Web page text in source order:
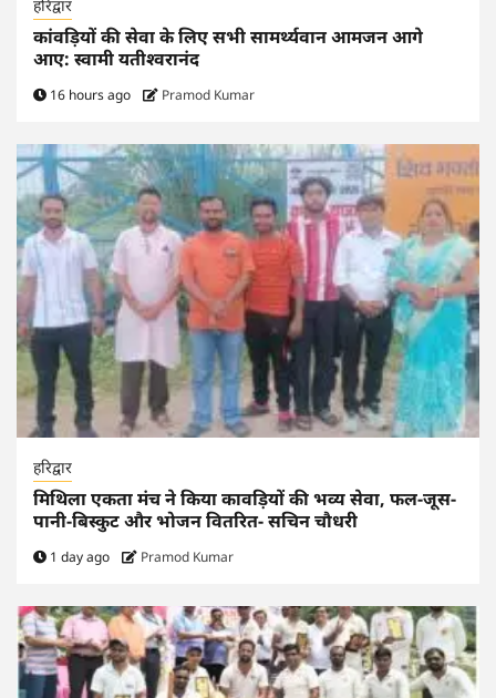
हरिद्वार
कांवड़ियों की सेवा के लिए सभी सामर्थ्यवान आमजन आगे
आए: स्वामी यतीश्वरानंद
16 hours ago Pramod Kumar
हरिद्वार
मिथिला एकता मंच ने किया कावड़ियों की भव्य सेवा, फल-जूस-
पानी-बिस्कुट और भोजन वितरित- सचिन चौधरी
1 day ago Pramod Kumar